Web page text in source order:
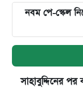
নবম পে-স্কেল
সাহাবুদ্দিনের